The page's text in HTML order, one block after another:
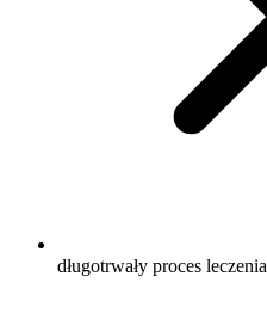
długotrwały proces leczenia